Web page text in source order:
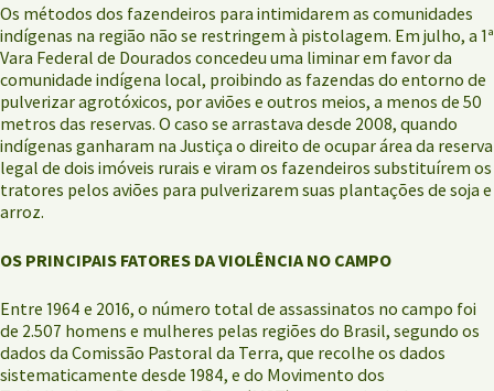
Os métodos dos fazendeiros para intimidarem as comunidades
indígenas na região não se restringem à pistolagem. Em julho, a 1ª
Vara Federal de Dourados concedeu uma liminar em favor da
comunidade indígena local, proibindo as fazendas do entorno de
pulverizar agrotóxicos, por aviões e outros meios, a menos de 50
metros das reservas. O caso se arrastava desde 2008, quando
indígenas ganharam na Justiça o direito de ocupar área da reserva
legal de dois imóveis rurais e viram os fazendeiros substituírem os
tratores pelos aviões para pulverizarem suas plantações de soja e
arroz.
OS PRINCIPAIS FATORES DA VIOLÊNCIA NO CAMPO
Entre 1964 e 2016, o número total de assassinatos no campo foi
de 2.507 homens e mulheres pelas regiões do Brasil, segundo os
dados da Comissão Pastoral da Terra, que recolhe os dados
sistematicamente desde 1984, e do Movimento dos